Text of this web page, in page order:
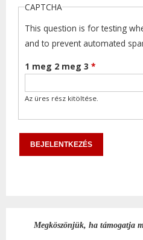
CAPTCHA
This question is for testing
and to prevent automated
1 meg 2 meg 3 *
Az üres rész kitöltése.
Megköszönjük, ha támogatja